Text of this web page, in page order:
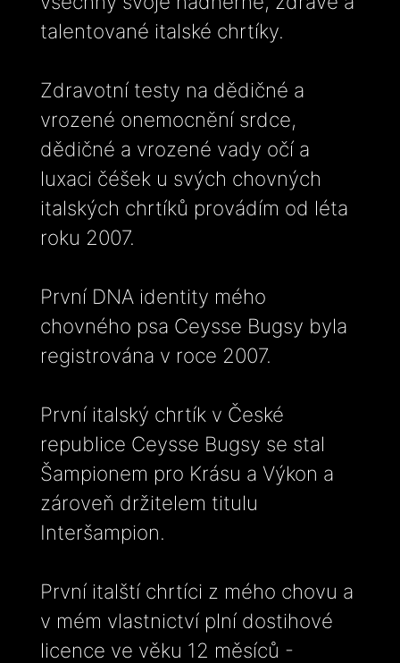
talentované italské chrtíky.
Zdravotní testy na dědičné a
vrozené onemocnění srdce,
dědičné a vrozené vady očí a
luxaci čéšek u svých chovných
italských chrtíků provádím od léta
roku 2007.
První DNA identity mého
chovného psa Ceysse Bugsy byla
registrována v roce 2007.
První italský chrtík v České
republice Ceysse Bugsy se stal
Šampionem pro Krásu a Výkon a
zároveň držitelem titulu
Interšampion.
První italští chrtíci z mého chovu a
v mém vlastnictví plní dostihové
licence ve věku 12 měsíců -